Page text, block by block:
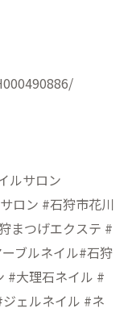
ルサロン
ロン #石狩市花川
まつげエクステ #
ブルネイル#石狩
#大理石ネイル #
ェルネイル #ネ